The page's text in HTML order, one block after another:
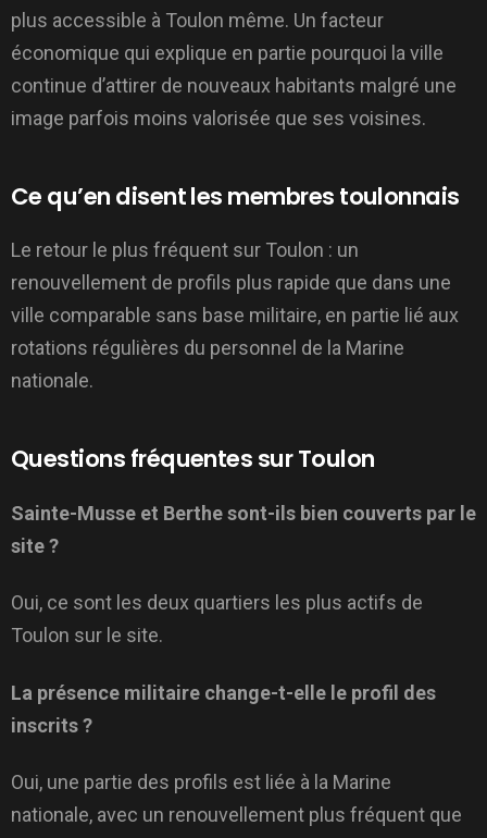
plus accessible à Toulon même. Un facteur
économique qui explique en partie pourquoi la ville
continue d’attirer de nouveaux habitants malgré une
image parfois moins valorisée que ses voisines.
Ce qu’en disent les membres toulonnais
Le retour le plus fréquent sur Toulon : un
renouvellement de profils plus rapide que dans une
ville comparable sans base militaire, en partie lié aux
rotations régulières du personnel de la Marine
nationale.
Questions fréquentes sur Toulon
Sainte-Musse et Berthe sont-ils bien couverts par le
site ?
Oui, ce sont les deux quartiers les plus actifs de
Toulon sur le site.
La présence militaire change-t-elle le profil des
inscrits ?
Oui, une partie des profils est liée à la Marine
nationale, avec un renouvellement plus fréquent que